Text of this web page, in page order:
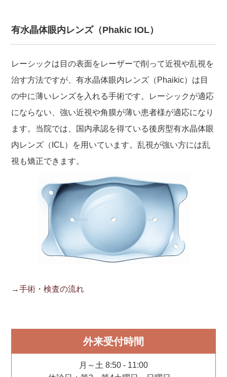
有水晶体眼内レンズ（Phakic IOL）
レーシックは目の表面をレーザーで削って近視や乱視を
治す方法ですが、有水晶体眼内レンズ（Phaikic）は目
の中に薄いレンズを入れる手術です。レーシックが適応
にならない、強い近視や角膜が薄い患者様が適応になり
ます。当院では、国内承認を得ている後房型有水晶体眼
内レンズ（ICL）を用いています。乱視が強い方には乱
視も矯正できます。
→手術・検査の流れ
外来受付時間
月～土 8:50 - 11:00